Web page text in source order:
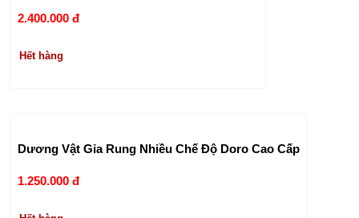
2.400.000 đ
Hết hàng
Dương Vật Gỉa Rung Nhiều Chế Độ Doro Cao Cấp
1.250.000 đ